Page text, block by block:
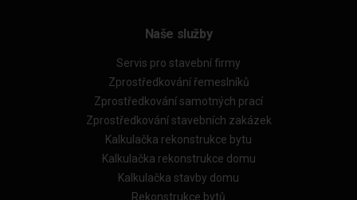
Naše služby
Servis pro stavební firmy
Zprostředkování řemeslníků
Zprostředkování samotných prací
Zprostředkování stavebních zakázek
Kalkulačka rekonstrukce bytu
Kalkulačka rekonstrukce domu
Kalkulačka stavby domu
Rekonstrukce bytů